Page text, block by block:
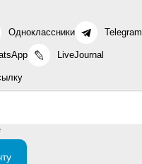
Одноклассники Telegram
LiveJournal